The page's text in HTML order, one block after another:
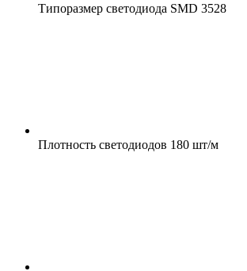
Типоразмер светодиода SMD 3528
Плотность светодиодов 180 шт/м